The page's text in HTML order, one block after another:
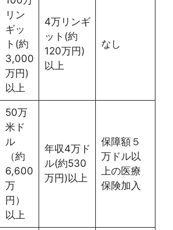
リン
ギッ
ト(約
3,000
万円)
以上
4万リンギ
ット(約
120万円)
以上
なし
50万
米ド
ル
（約
6,600
万
円）
以上
年収4万ド
ル(約530
万円)以上
保障額５
万ドル以
上の医療
保険加入